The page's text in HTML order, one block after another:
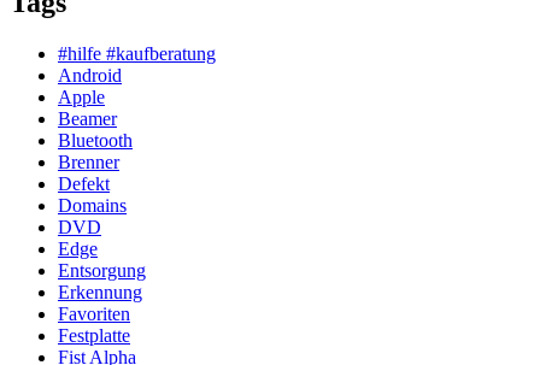
#hilfe #kaufberatung
Android
Apple
Beamer
Bluetooth
Brenner
Defekt
Domains
DVD
Edge
Entsorgung
Erkennung
Favoriten
Festplatte
Fist Alpha